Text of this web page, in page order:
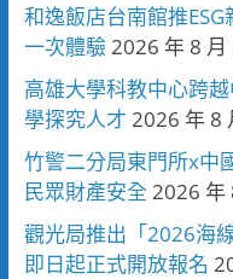
和逸飯店台南館推
一次體驗2026 年 8 月
高雄大學科教中心跨
學探究人才 2026 年 8
竹警二分局東門所x
民眾財產安全 2026 年
觀光局推出「2026海
即日起正式開放報名